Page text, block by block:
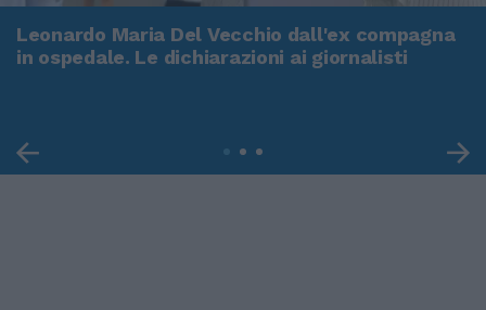
Leonardo Maria Del Vecchio dall'ex compagna
in ospedale. Le dichiarazioni ai giornalisti